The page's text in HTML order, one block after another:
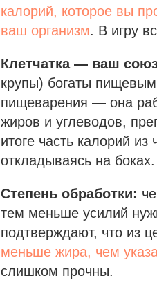
калорий, которое вы
ваш организм. В игру
Клетчатка — ваш
крупы) богаты
пищеварения — она
жиров и углеводов,
итоге часть калорий
откладываясь на боках.
Степень обработки:
тем меньше усилий
подтверждают, что из
меньше жира, чем
слишком прочны.